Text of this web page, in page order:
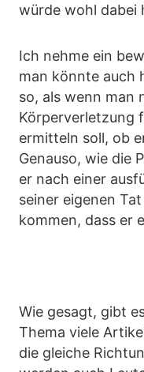
würde wohl dabei
Ich nehme ein
man könnte auch
so, als wenn man
Körperverletzung
ermitteln soll, ob
Genauso, wie die
er nach einer
seiner eigenen
kommen, dass er
Wie gesagt, gibt
Thema viele
die gleiche